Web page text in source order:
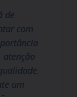
de
com
atenção
um